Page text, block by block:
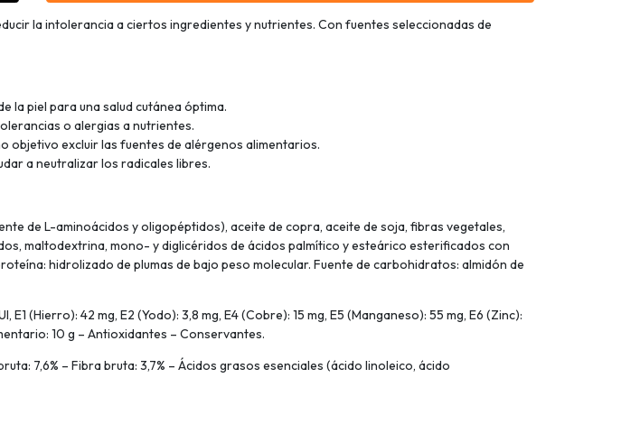
la intolerancia a ciertos ingredientes y nutrientes. Con fuentes seleccionadas de
piel para una salud cutánea óptima.
o alergias a nutrientes.
objetivo excluir las fuentes de alérgenos alimentarios.
a neutralizar los radicales libres.
de L-aminoácidos y oligopéptidos), aceite de copra, aceite de soja, fibras vegetales,
maltodextrina, mono- y diglicéridos de ácidos palmítico y esteárico esterificados con
hidrolizado de plumas de bajo peso molecular. Fuente de carbohidratos: almidón de
(Hierro): 42 mg, E2 (Yodo): 3,8 mg, E4 (Cobre): 15 mg, E5 (Manganeso): 55 mg, E6 (Zinc):
10 g – Antioxidantes – Conservantes.
7,6% – Fibra bruta: 3,7% – Ácidos grasos esenciales (ácido linoleico, ácido